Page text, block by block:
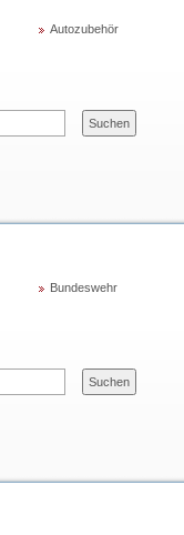
Autozubehör
Bundeswehr